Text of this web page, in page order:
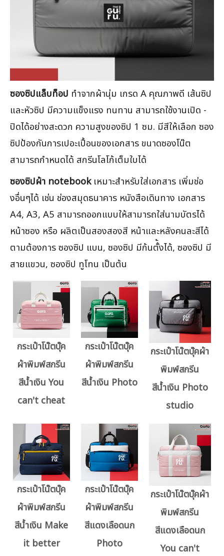
ซองซิปแล็บท็อป ทำจากผ้านุ่ม เกรด A คุณภาพดี เส้นซิป
และหัวซิป มีความแข็งแรง ทนทาน สามารถใช้งานเปิด -
ปิดได้อย่างสะดวก ความสูงของซิป 1 ซม. มีสีให้เลือก ซอง
ซิปป้องกันการเปอะเปื้อนของเอกสาร ขนาดซองโน๊ต
สามารถกำหนดได้ สกรีนโลโก้เต็มใบได้
ซองซิปผ้า notebookเหมาะสำหรับใส่เอกสาร เพิ่มช่อ
งอื่นๆได้ เช่น ช่องสมุดธนาคาร หนังสือเดินทาง เอกสาร
A4, A3, A5 สามารถออกแบบให้สามารถใส่นามบัตรได้
หน้าซอง หรือ ผลิตเป็นสองสองสี หน้าและหลังคนละสีได้
ตามต้องการ ซองซิป แบน, ซองซิป มีก้นตั้้งได้, ซองซิป มี
สายแขวน, ซองซิป ทูโทน เป็นต้น
กระเป๋าโน๊ตบุ๊ค
ผ้าพิมพ์สกรีน
สีน้ำเงิน You
can't cheat
กระเป๋าโน๊ตบุ๊ค
ผ้าพิมพ์สกรีน
สีน้ำเงิน Photo
กระเป๋าโน๊ตบุ๊คผ้า
พิมพ์สกรีน
สีน้ำเงิน Photo
studio
กระเป๋าโน๊ตบุ๊ค
ผ้าพิมพ์สกรีน
สีน้ำเงิน Make
it better
กระเป๋าโน๊ตบุ๊ค
ผ้าพิมพ์สกรีน
สีแดงเลือดนก
Photo
กระเป๋าโน๊ตบุ๊คผ้า
พิมพ์สกรีน
สีแดงเลือดนก
You can't